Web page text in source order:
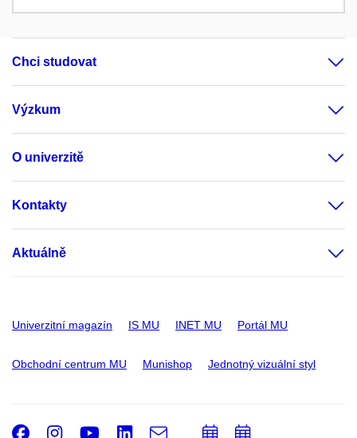
Chci studovat
Výzkum
O univerzitě
Kontakty
Aktuálně
Univerzitní magazín IS MU INET MU Portál MU
Obchodní centrum MU Munishop Jednotný vizuální styl
Facebook
Instagram
Youtube
LinkedIn
e- PřidatPřidat